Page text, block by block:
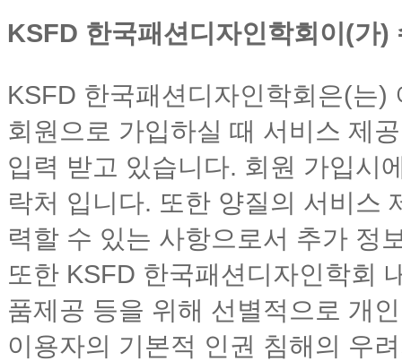
KSFD 한국패션디자인학회이(가
KSFD 한국패션디자인학회은(는
회원으로 가입하실 때 서비스 제
입력 받고 있습니다. 회원 가입시
락처 입니다. 또한 양질의 서비스
력할 수 있는 사항으로서 추가 정
또한 KSFD 한국패션디자인학회
품제공 등을 위해 선별적으로 개
이용자의 기본적 인권 침해의 우